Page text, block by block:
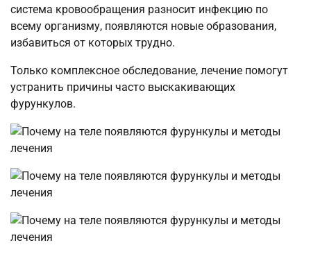
система кровообращения разносит инфекцию по
всему организму, появляются новые образования,
избавиться от которых трудно.
Только комплексное обследование, лечение помогут
устранить причины часто выскакивающих
фурункулов.